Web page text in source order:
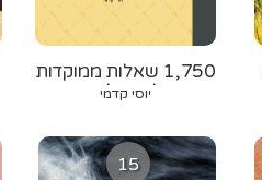
1,750 שאלות ממוקדות
למטפלים
יוסי קדמי
15